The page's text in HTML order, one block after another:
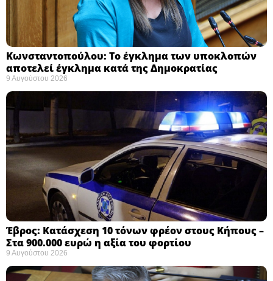
Κωνσταντοπούλου: Το έγκλημα των υποκλοπών
αποτελεί έγκλημα κατά της Δημοκρατίας ​
9 Αυγούστου 2026
Έβρος: Κατάσχεση 10 τόνων φρέον στους Κήπους –
Στα 900.000 ευρώ η αξία του φορτίου ​
9 Αυγούστου 2026